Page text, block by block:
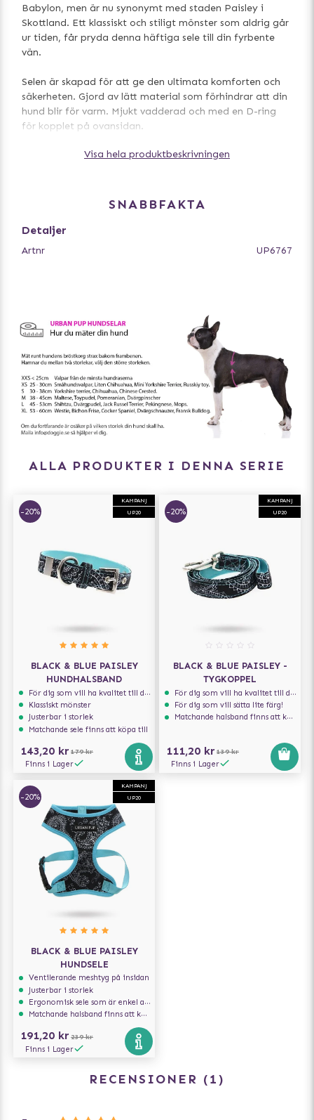
Babylon, men är nu synonymt med staden Paisley i
Skottland. Ett klassiskt och stiligt mönster som aldrig går
ur tiden, får pryda denna häftiga sele till din fyrbente
vän.
Selen är skapad för att ge den ultimata komforten och
säkerheten. Gjord av lätt material som förhindrar att din
hund blir för varm. Mjukt vadderad och med en D-ring
för kopplet på ovansidan.
Matchande halsband, bandana och hundkoppel köpes
Visa hela produktbeskrivningen
SNABBFAKTA
Detaljer
Artnr UP6767
ALLA PRODUKTER I DENNA SERIE
KAMPANJ
UP20
-20%
BLACK & BLUE PAISLEY
HUNDHALSBAND
För dig som vill ha kvalitet till din hund!
Klassiskt mönster
Justerbar i storlek
Matchande sele finns att köpa till
143,20 kr 179 kr
Finns i Lager
KAMPANJ
UP20
-20%
BLACK & BLUE PAISLEY -
TYGKOPPEL
För dig som vill ha kvalitet till din hund!
För dig som vill sätta lite färg!
Matchande halsband finns att köpa till
111,20 kr 139 kr
Finns i Lager
KAMPANJ
UP20
-20%
BLACK & BLUE PAISLEY
HUNDSELE
Ventilerande meshtyg på insidan
Justerbar i storlek
Ergonomisk sele som är enkel att ta på och av
Matchande halsband finns att köpa till
191,20 kr 239 kr
Finns i Lager
RECENSIONER 1